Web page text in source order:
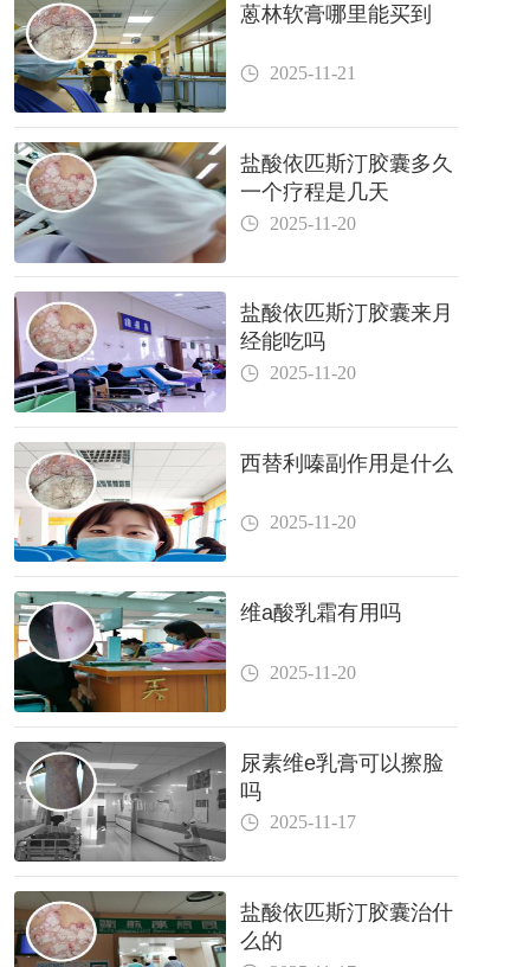
蒽林软膏哪里能买到
2025-11-21
盐酸依匹斯汀胶囊多久
一个疗程是几天
2025-11-20
盐酸依匹斯汀胶囊来月
经能吃吗
2025-11-20
西替利嗪副作用是什么
2025-11-20
维a酸乳霜有用吗
2025-11-20
尿素维e乳膏可以擦脸
吗
2025-11-17
盐酸依匹斯汀胶囊治什
么的